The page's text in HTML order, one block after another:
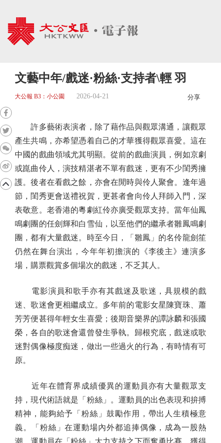
文藝中年/戲迷·粉絲·支持者\輕 羽
大公報 B3：小公園 2026-04-21 分享
許多藝術表演者，除了藉作品與觀眾溝通，讓觀眾
產生共鳴，亦希望憑着自己的才華獲得觀眾喜愛。這在
中國的戲曲領域尤其明顯。從前的戲曲演員，例如京劇
或崑曲伶人，演技精湛者不單有戲迷，更有不少閨秀擁
護。後者在看戲之餘，亦會在閒時與伶人聚會。逢年過
節，閨秀更會送禮祝賀，更甚者會向伶人拜師入門，深
表敬意。老香港的粵劇紅伶亦廣受觀眾支持。當年仙鳳
鳴劇團的任劍輝和白雪仙，以至他們的繼承者雛鳳鳴劇
團，都有大量戲迷。時至今日，「雛鳳」的名伶龍劍笙
仍然在舞台演出，今年年初擔演的《李後主》連演多
場，購票觀賞多個場次的戲迷，不乏其人。
電影演員和歌手亦有其戲迷及歌迷，具規模的戲
迷、歌迷會更相繼成立。多年前的電影女星陳寶珠、蕭
芳芳便甚得年輕女生喜愛；後期音樂界的譚詠麟和張國
榮，各自的歌迷會還曾發生爭執。歸根究底，戲迷或歌
迷對偶像極度痴迷，做出一些過火的行為，有時情有可
原。
近年在體育界成績優異的運動員亦有大量觀眾支
持，現代術語就是「粉絲」。運動員的出色表現和拚搏
精神，能夠給予「粉絲」鼓勵作用，帶出人生積極意
義。「粉絲」在運動場內外都追捧偶像，成為一股熱